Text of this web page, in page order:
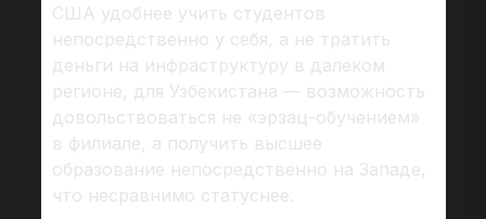
США удобнее учить студентов
непосредственно у себя, а не тратить
деньги на инфраструктуру в далеком
регионе, для Узбекистана — возможность
довольствоваться не «эрзац-обучением»
в филиале, а получить высшее
образование непосредственно на Западе,
что несравнимо статуснее.